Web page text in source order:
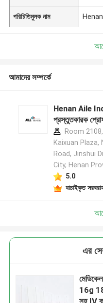
পরিচিতিমুলক নাম Henan
আমাদের সম্পর্কে
Henan Aile
প্রস্তুতকারক
Room
Kaixuan Plaza,
Road, Jinshui
City, Henan
5.0
যাচাইকৃত
এর
16g